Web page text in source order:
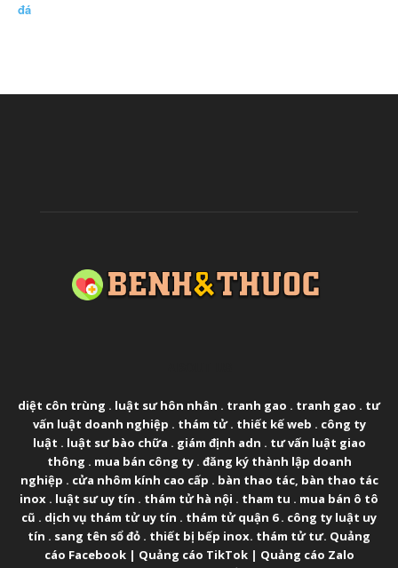
đá
diệt côn trùng . luật sư hôn nhân . tranh gao . tranh gao . tư
vấn luật doanh nghiệp . thám tử. thiết kế web . công ty
luật . luật sư bào chữa . giám định adn . tư vấn luật giao
thông . mua bán công ty. đăng ký thành lập doanh
nghiệp . cửa nhôm kính cao cấp . bàn thao tác, bàn thao tác
inox . luật sư uy tín . thám tử hà nội . tham tu . mua bán ô tô
cũ . dịch vụ thám tử uy tín . thám tử quận 6. công ty luật uy
tín . sang tên sổ đỏ . thiết bị bếp inox. thám tử tư. Quảng
cáo Facebook| Quảng cáo TikTok| Quảng cáo Zalo